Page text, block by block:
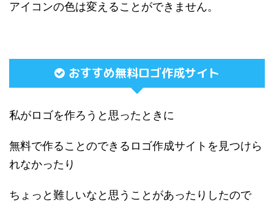
アイコンの色は変えることができません。
おすすめ無料ロゴ作成サイト
私がロゴを作ろうと思ったときに
無料で作ることのできるロゴ作成サイトを見つけら
れなかったり
ちょっと難しいなと思うことがあったりしたので